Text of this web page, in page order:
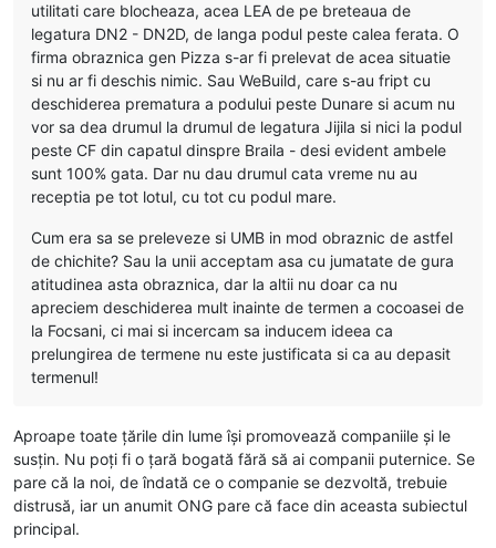
utilitati care blocheaza, acea LEA de pe breteaua de
legatura DN2 - DN2D, de langa podul peste calea ferata. O
firma obraznica gen Pizza s-ar fi prelevat de acea situatie
si nu ar fi deschis nimic. Sau WeBuild, care s-au fript cu
deschiderea prematura a podului peste Dunare si acum nu
vor sa dea drumul la drumul de legatura Jijila si nici la podul
peste CF din capatul dinspre Braila - desi evident ambele
sunt 100% gata. Dar nu dau drumul cata vreme nu au
receptia pe tot lotul, cu tot cu podul mare.
Cum era sa se preleveze si UMB in mod obraznic de astfel
de chichite? Sau la unii acceptam asa cu jumatate de gura
atitudinea asta obraznica, dar la altii nu doar ca nu
apreciem deschiderea mult inainte de termen a cocoasei de
la Focsani, ci mai si incercam sa inducem ideea ca
prelungirea de termene nu este justificata si ca au depasit
termenul!
Aproape toate țările din lume își promovează companiile și le
susțin. Nu poți fi o țară bogată fără să ai companii puternice. Se
pare că la noi, de îndată ce o companie se dezvoltă, trebuie
distrusă, iar un anumit ONG pare că face din aceasta subiectul
principal.